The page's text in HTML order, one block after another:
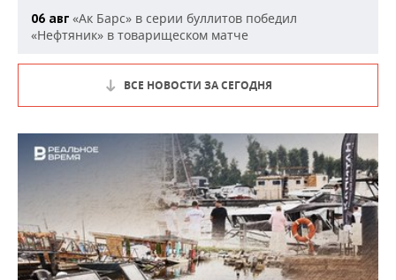
06 авг «Ак Барс» в серии буллитов победил
«Нефтяник» в товарищеском матче
ВСЕ НОВОСТИ ЗА СЕГОДНЯ